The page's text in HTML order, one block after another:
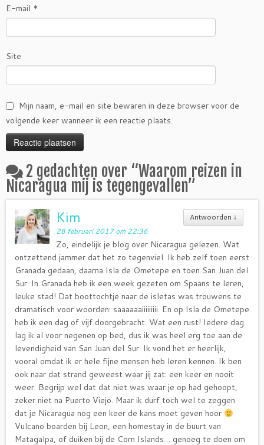
E-mail *
Site
Mijn naam, e-mail en site bewaren in deze browser voor de
volgende keer wanneer ik een reactie plaats.
2 gedachten over “Waarom reizen in
Nicaragua mij is tegengevallen”
Antwoorden ↓
Kim
28 februari 2017 om 22:36
Zo, eindelijk je blog over Nicaragua gelezen. Wat
ontzettend jammer dat het zo tegenviel. Ik heb zelf toen eerst
Granada gedaan, daarna Isla de Ometepe en toen San Juan del
Sur. In Granada heb ik een week gezeten om Spaans te leren,
leuke stad! Dat boottochtje naar de isletas was trouwens te
dramatisch voor woorden: saaaaaaiiiiiiiii. En op Isla de Ometepe
heb ik een dag of vijf doorgebracht. Wat een rust! Iedere dag
lag ik al voor negenen op bed, dus ik was heel erg toe aan de
levendigheid van San Juan del Sur. Ik vond het er heerlijk,
vooral omdat ik er hele fijne mensen heb leren kennen. Ik ben
ook naar dat strand geweest waar jij zat: een keer en nooit
weer. Begrijp wel dat dat niet was waar je op had gehoopt,
zeker niet na Puerto Viejo. Maar ik durf toch wel te zeggen
dat je Nicaragua nog een keer de kans moet geven hoor
Vulcano boarden bij Leon, een homestay in de buurt van
Matagalpa, of duiken bij de Corn Islands… genoeg te doen om